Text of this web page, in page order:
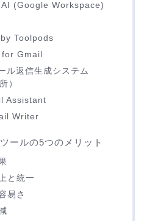
(Google Workspace)
Toolpods
Gmail
ル返信生成システム
）
Assistant
Writer
ールの5つのメリット
と統一
易さ